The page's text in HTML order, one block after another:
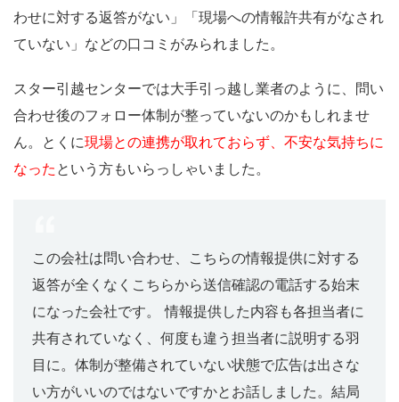
わせに対する返答がない」「現場への情報許共有がなされ
ていない」などの口コミがみられました。
スター引越センターでは大手引っ越し業者のように、問い
合わせ後のフォロー体制が整っていないのかもしれませ
ん。とくに現場との連携が取れておらず、不安な気持ちに
なった という方もいらっしゃいました。
この会社は問い合わせ、こちらの情報提供に対する
返答が全くなくこちらから送信確認の電話する始末
になった会社です。 情報提供した内容も各担当者に
共有されていなく、何度も違う担当者に説明する羽
目に。体制が整備されていない状態で広告は出さな
い方がいいのではないですかとお話しました。結局